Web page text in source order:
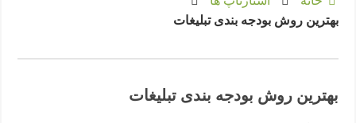
بهترین روش بودجه بندی تبلیغات
بهترین روش بودجه بندی تبلیغات